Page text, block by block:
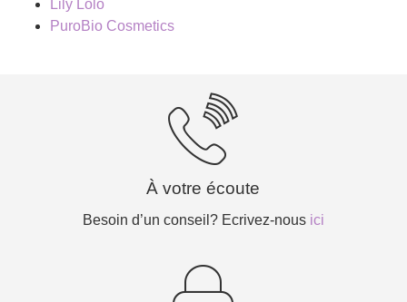
Lily Lolo
PuroBio Cosmetics
À votre écoute
Besoin d’un conseil? Ecrivez-nous ici